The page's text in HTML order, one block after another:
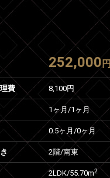
252,000 円
費 8,100円
1ヶ月 /1ヶ月
0.5ヶ月 /0ヶ月
2階/南東
2LDK/55.70m2